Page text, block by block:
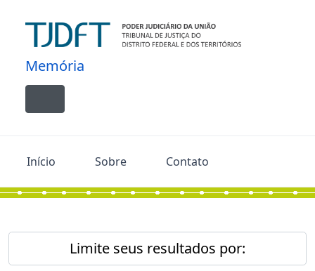
Memória
Toggle navigation
Início Sobre Contato
Limite seus resultados por: